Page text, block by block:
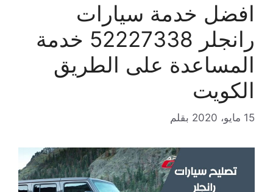
افضل خدمة سيارات
رانجلر 52227338 خدمة
المساعدة على الطريق
الكويت
15 مايو، 2020 بقلم